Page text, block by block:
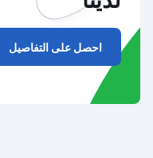
احصل على التفاصيل